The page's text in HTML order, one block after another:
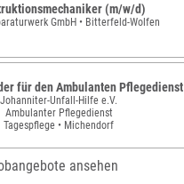
(m/w/d)
GmbH • Bitterfeld-Wolfen
für den Ambulanten Pflegedienst
Johanniter-Unfall-Hilfe e.V.
Ambulanter Pflegedienst
Tagespflege • Michendorf
ansehen